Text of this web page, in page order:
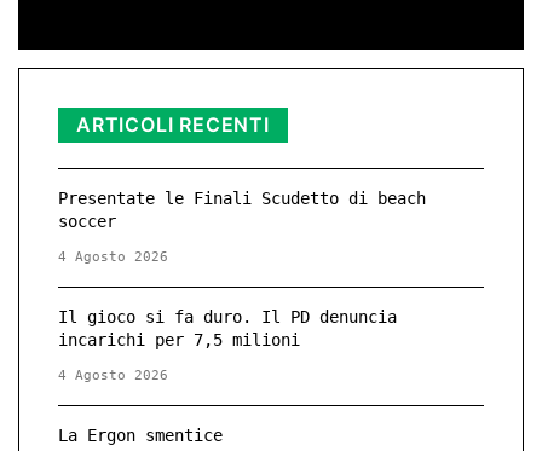
ARTICOLI RECENTI
Presentate le Finali Scudetto di beach
soccer
4 Agosto 2026
Il gioco si fa duro. Il PD denuncia
incarichi per 7,5 milioni
4 Agosto 2026
La Ergon smentice